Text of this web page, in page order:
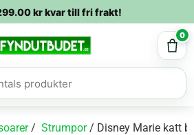
krkvar till fri frakt!
0
/ Strumpor/ Disney Marie katt